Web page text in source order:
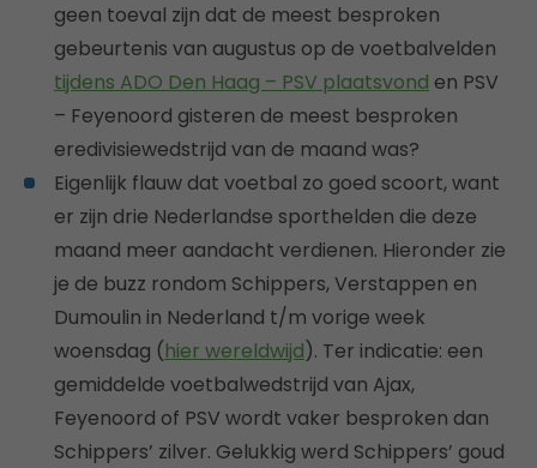
geen toeval zijn dat de meest besproken
gebeurtenis van augustus op de voetbalvelden
tijdens ADO Den Haag – PSV plaatsvond en PSV
– Feyenoord gisteren de meest besproken
eredivisiewedstrijd van de maand was?
Eigenlijk flauw dat voetbal zo goed scoort, want
er zijn drie Nederlandse sporthelden die deze
maand meer aandacht verdienen. Hieronder zie
je de buzz rondom Schippers, Verstappen en
Dumoulin in Nederland t/m vorige week
woensdag (hier wereldwijd). Ter indicatie: een
gemiddelde voetbalwedstrijd van Ajax,
Feyenoord of PSV wordt vaker besproken dan
Schippers’ zilver. Gelukkig werd Schippers’ goud